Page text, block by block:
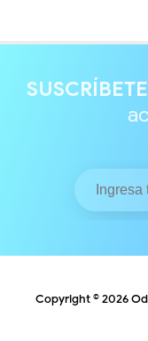
SUSCRÍBETE
Copyright ©2026